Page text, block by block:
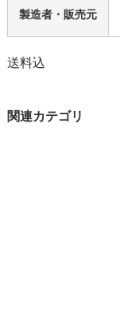
製造者・販売元
送料込